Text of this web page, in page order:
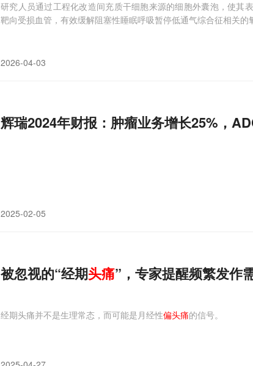
研究人员通过工程化改造间充质干细胞来源的细胞外囊泡，使其
靶向受损血管，有效缓解阻塞性睡眠呼吸暂停低通气综合征相关的
2026-04-03
辉瑞2024年财报：肿瘤业务增长25%，
2025-02-05
被忽视的“经期头痛”，专家提醒频繁发作
经期头痛并不是生理常态，而可能是月经性偏头痛的信号。